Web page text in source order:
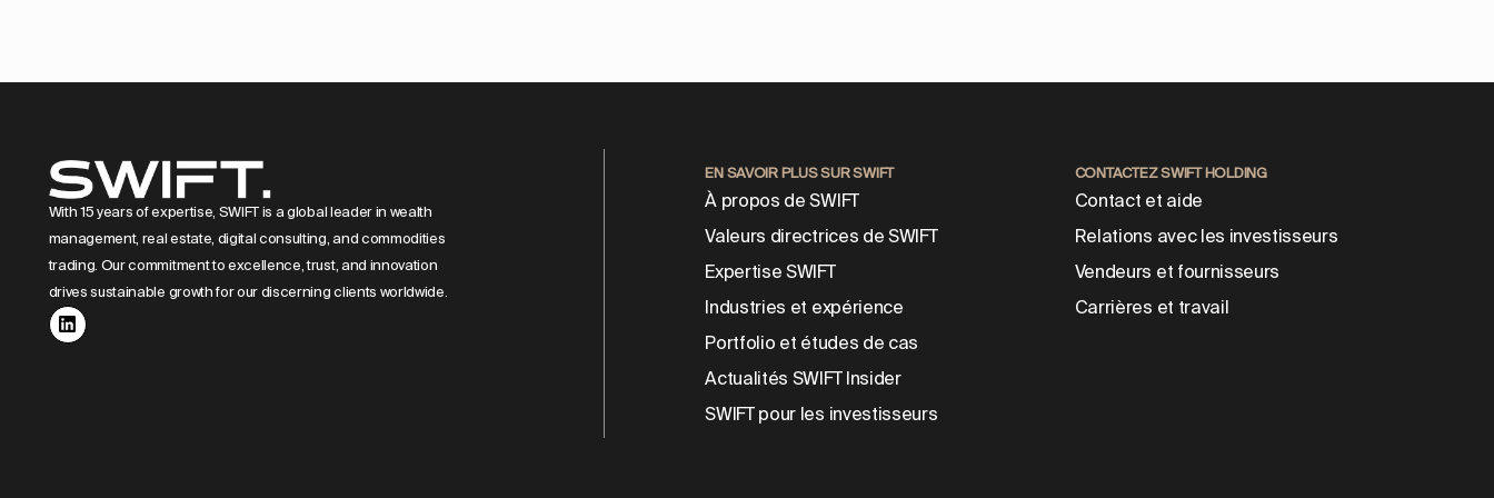
With 15 years of expertise, SWIFT is a global leader in wealth
management, real estate, digital consulting, and commodities
trading. Our commitment to excellence, trust, and innovation
drives sustainable growth for our discerning clients worldwide.
EN SAVOIR PLUS SUR SWIFT
À propos de SWIFT
Valeurs directrices de SWIFT
Expertise SWIFT
Industries et expérience
Portfolio et études de cas
Actualités SWIFT Insider
SWIFT pour les investisseurs
CONTACTEZ SWIFT HOLDING
Contact et aide
Relations avec les investisseurs
Vendeurs et fournisseurs
Carrières et travail